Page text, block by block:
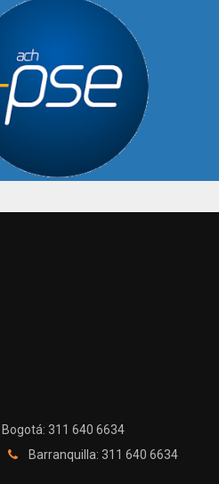
Bogotá: 311 640 6634
Barranquilla: 311 640 6634